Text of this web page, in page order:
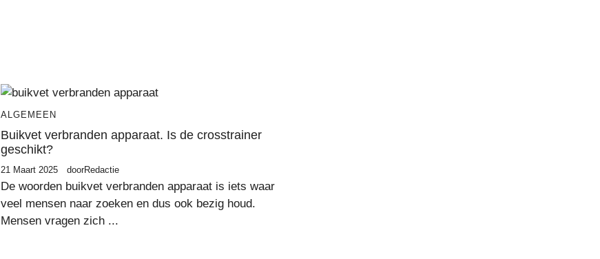
ALGEMEEN
Buikvet verbranden apparaat. Is de crosstrainer
geschikt?
21 Maart 2025 doorRedactie
De woorden buikvet verbranden apparaat is iets waar
veel mensen naar zoeken en dus ook bezig houd.
Mensen vragen zich ...